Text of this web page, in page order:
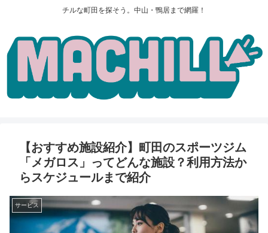
チルな町田を探そう。中山・鴨居まで網羅！
【おすすめ施設紹介】町田のスポーツジム
「メガロス」ってどんな施設？利用方法か
らスケジュールまで紹介
サービス